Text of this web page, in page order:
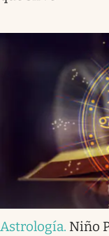
Astrología. Niño